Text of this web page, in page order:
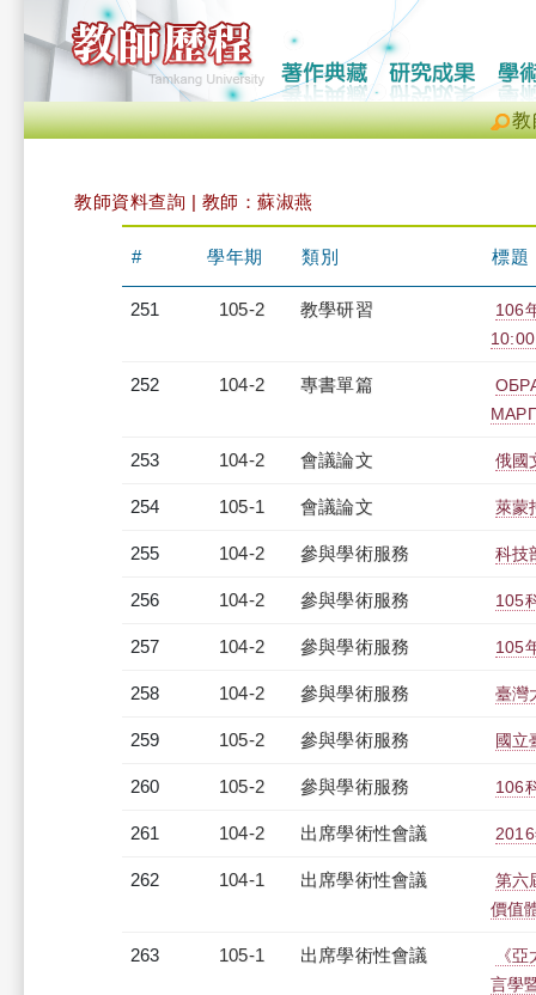
教
教師資料查詢 | 教師：蘇淑燕
# 學年期 類別 標題
251 105-2 教學研習
106
252 104-2 專書單篇
253 104-2 會議論文 俄國
254 105-1 會議論文 萊蒙
255 104-2 參與學術服務 科技
256 104-2 參與學術服務 105
257 104-2 參與學術服務 105
258 104-2 參與學術服務 臺灣
259 105-2 參與學術服務 國立
260 105-2 參與學術服務 106
261 104-2 出席學術性會議
262 104-1 出席學術性會議
第六
價值
263 105-1 出席學術性會議
《
言學